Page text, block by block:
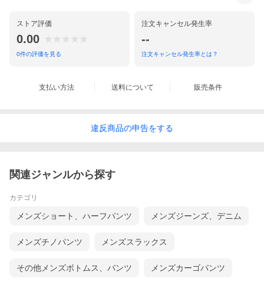
ストア評価
0.00
0件の評価を見る
注文キャンセル発生率
--
注文キャンセル発生率とは？
支払い方法 送料について 販売条件
違反商品の申告をする
関連ジャンルから探す
カテゴリ
メンズショート、ハーフパンツ メンズジーンズ、デニム
メンズチノパンツ メンズスラックス
その他メンズボトムス、パンツ メンズカーゴパンツ